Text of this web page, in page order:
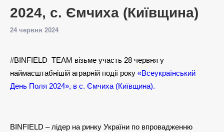
2024, с. Ємчиха (Київщина)
24 червня 2024
#BINFIELD_TEAM візьме участь 28 червня у
наймасштабнішій аграрній події року «Всеукраїнський
День Поля 2024», в с. Ємчиха (Київщина).
BINFIELD – лідер на ринку України по впровадженню